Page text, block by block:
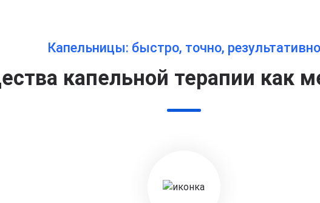
Капельницы: быстро, точно, результативно
капельной терапии как